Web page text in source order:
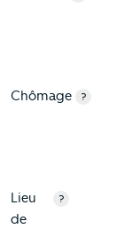
Chômage ?
Lieu
de
?